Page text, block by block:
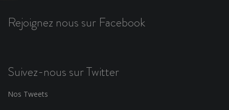
Rejoignez nous sur Facebook
Suivez-nous sur Twitter
Nos Tweets